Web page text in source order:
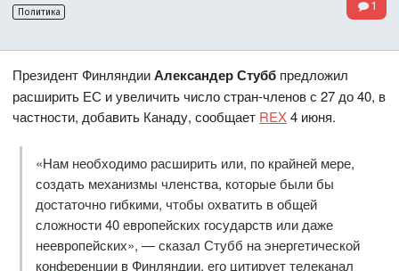
Политика 1
Президент ФинляндииАлександер Стубб предложил
расширить ЕС и увеличить число стран-членов с 27 до 40, в
частности, добавить Канаду, сообщает REX4 июня.
«Нам необходимо расширить или, по крайней мере,
создать механизмы членства, которые были бы
достаточно гибкими, чтобы охватить в общей
сложности 40 европейских государств или даже
неевропейских», — сказал Стубб на энергетической
конференции в Финляндии, его цитирует телеканал